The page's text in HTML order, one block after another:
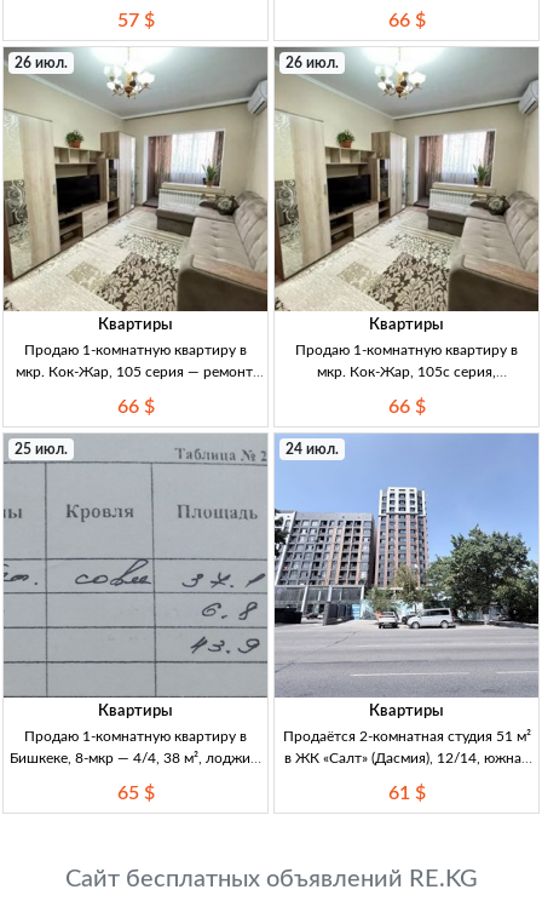
кирпич (хрущевка), 3/3 эт., с
ремонтом, Бишкек, пр. Мира/
Ахунбаева
57 $
Бишкек 1кв, Бишкек, мкр Кок-Жар;
35м², 1эт. Серия 1-9 105с; угловая,
утеплённая; лоджия застекл.+утепл.
(из
66 $
26 июл.
Квартиры
Продаю 1-комнатную квартиру в
мкр. Кок-Жар, 105 серия — ремонт,
35 м² 1кв, Бишкеκ, мкр Кок-Жар, 105
серия, угловая утеплённая 1/9, 35 м²,
лоджия застекл.+утепл., пластик-
66 $
26 июл.
Квартиры
Продаю 1-комнатную квартиру в
мкр. Кок-Жар, 105с серия,
35 м² 1кв, Бишкек, мкр Кок-Жар. 35
м², 1/9, 1 этаж. Дом 105с, угловая,
утеплённая. Лоджия застекл.+утепл.
66 $
25 июл.
Квартиры
Продаю 1-комнатную квартиру в
Бишкеке, 8-мкр — 4/4, 38 м², лоджия,
104серия, 4/4, 38м², большая
65 $
24 июл.
Квартиры
Продаётся 2-комнатная студия 51 м²
в ЖК «Салт» (Дасмия), 12/14, южная
студия, Дасмия (Горького/
ПСО,
61 $
Сайт бесплатных объявлений RE.KG